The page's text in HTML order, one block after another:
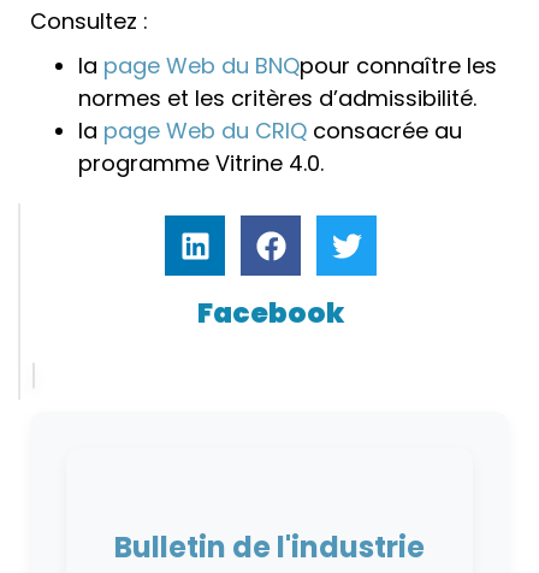
Consultez :
la page Web du BNQpour connaître les
normes et les critères d’admissibilité.
la page Web du CRIQ consacrée au
programme Vitrine 4.0.
Facebook
Bulletin de l'industrie